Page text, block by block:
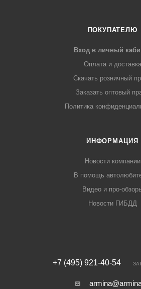
ПОКУПАТЕЛЮ
Вход в личный
Оплата и доставка
Скачать розничный
Заказать оптовый
Политика
ИНФОРМАЦИЯ
Новости компании
В помощь
Видео и про-
Новости ГИБДД
+7 (495) 921-40-54